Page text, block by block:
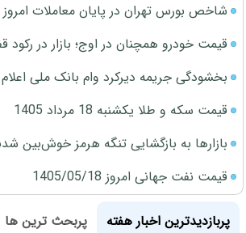
شاخص بورس تهران در پایان معاملات
قیمت خودرو همچنان در اوج؛ بازار در رکود
بخشودگی جریمه دیرکرد وام بانک ملی
قیمت سکه و طلا یکشنبه 18 مرداد 1405
بازارها به بازگشایی تنگه هرمز خوش‌بین
قیمت نفت جهانی امروز 1405/05/18
پربازدیدترین اخبار هفته
پربحث ترین ها